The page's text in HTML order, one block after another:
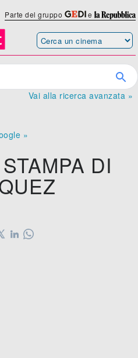
Parte del gruppo e
Vai alla ricerca avanzata »
»
DI